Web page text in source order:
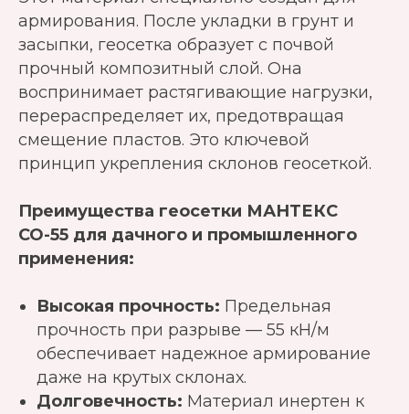
армирования. После укладки в грунт и
засыпки, геосетка образует с почвой
прочный композитный слой. Она
воспринимает растягивающие нагрузки,
перераспределяет их, предотвращая
смещение пластов. Это ключевой
принцип укрепления склонов геосеткой.
Преимущества геосетки МАНТЕКС
СО-55 для дачного и промышленного
применения:
Высокая прочность: Предельная
прочность при разрыве — 55 кН/м
обеспечивает надежное армирование
даже на крутых склонах.
Долговечность: Материал инертен к